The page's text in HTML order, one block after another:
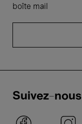
boîte mail
Suivez-nous